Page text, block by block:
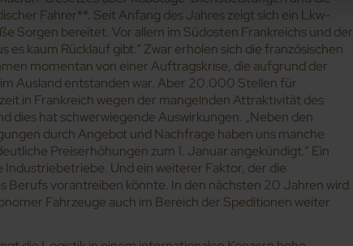
Fahrer**. Seit Anfang des Jahres zeigt sich ein Lkw-
Sorgen bereitet. Vor allem im Südosten Frankreichs und der
es kaum Rücklauf gibt.“ Zwar erholen sich die französischen
momentan von einer Auftragskrise, die aufgrund der
Ausland entstanden war. Aber 20.000 Stellen für
in Frankreich wegen der mangelnden Attraktivität des
dies hat schwerwiegende Auswirkungen. „Neben den
durch Angebot und Nachfrage haben uns manche
Preiserhöhungen zum 1. Januar angekündigt.“ Ein
Industriebetriebe. Und ein weiterer Faktor, der die
Berufs vorantreiben könnte. In den nächsten 20 Jahren wird
Fahrzeuge auch im Bereich der Speditionen weiter